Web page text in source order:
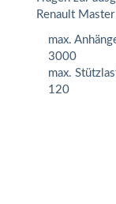
Renault
max.
3000
max.
120